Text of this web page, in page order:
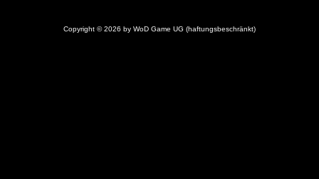
Copyright © 2026 by WoD Game UG (haftungsbeschränkt)